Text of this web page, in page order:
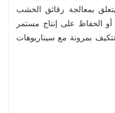
بمعالجة رقائق الخشب
أو الحفاظ على إنتاج مستمر
بمرونة مع سيناريوهات